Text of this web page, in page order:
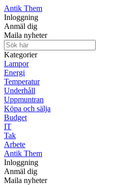
Antik Them
Inloggning
Anmäl dig
Maila nyheter
Kategorier
Lampor
Energi
Temperatur
Underhåll
Uppmuntran
Köpa och sälja
Budget
IT
Tak
Arbete
Antik Them
Inloggning
Anmäl dig
Maila nyheter